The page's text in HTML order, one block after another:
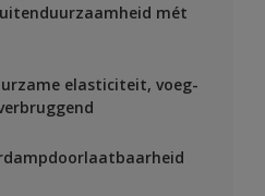
mét
elasticiteit, voeg-